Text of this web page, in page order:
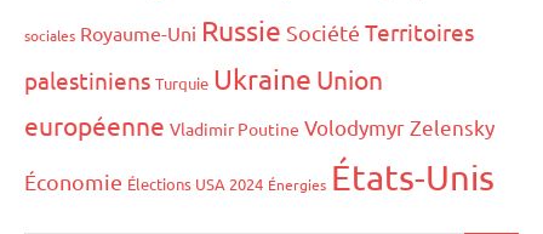
sociales Royaume-Uni Russie Société Territoires
palestiniens Turquie Ukraine Union
européenne Vladimir Poutine Volodymyr Zelensky
Économie Élections USA 2024 Énergies États-Unis